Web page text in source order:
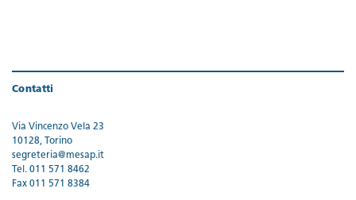
Contatti
Via Vincenzo Vela 23
10128, Torino
segreteria@mesap.it
Tel. 011 571 8462
Fax 011 571 8384